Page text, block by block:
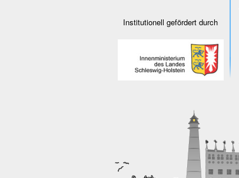
Institutionell gefördert durch